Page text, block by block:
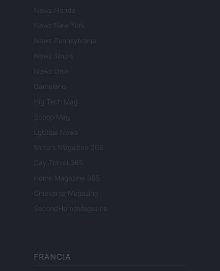
Newz Florida
Newz New York
Newz Pennsylvania
Newz Illinois
Newz Ohio
Gameland
Hig Tech Mag
Scoop Mag
Lgbtqia News
Motors Magazine 365
Day Travel 365
Home Magazine 365
Cineverse Magazine
SecondHomeMagazine
FRANCIA